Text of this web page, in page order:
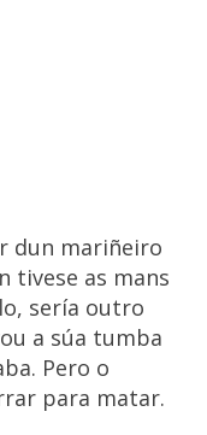
dun mariñeiro
tivese as mans
sería outro
a súa tumba
Pero o
para matar.